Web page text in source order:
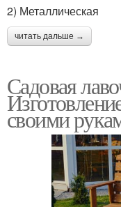
2) Металлическая
читать дальше →
Садовая
своими